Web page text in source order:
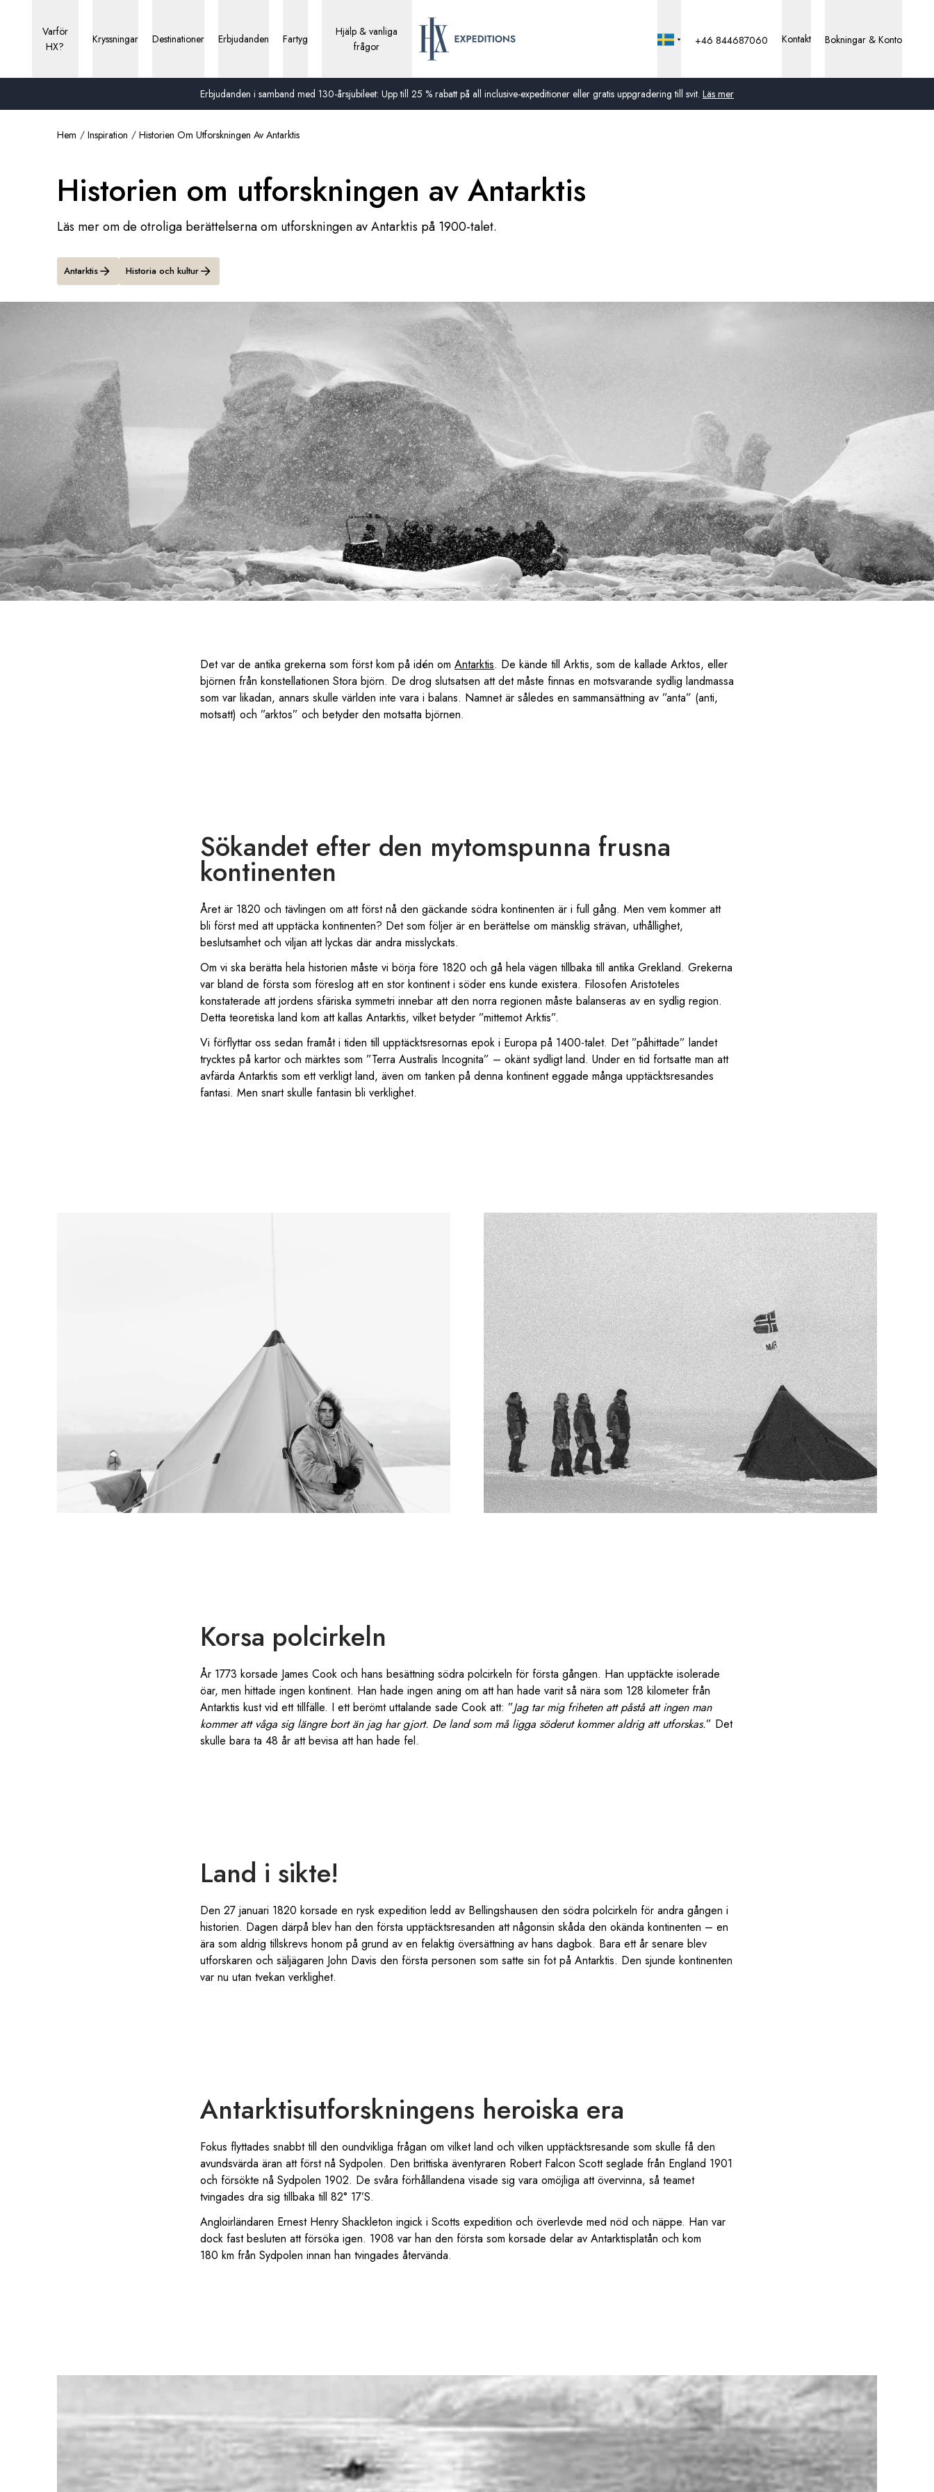
Erbjudanden i samband med 130-årsjubileet: Upp till 25 % rabatt på all inclusive-expeditioner eller gratis uppgradering till svit. Läs mer
Varför
HX?
Kryssningar Destinationer Erbjudanden Fartyg
Hjälp & vanliga
frågor
Norge
+46 844687060 Kontakt Bokningar & Konto
Hem Inspiration Historien Om Utforskningen Av Antarktis
Historien om utforskningen av Antarktis
Läs mer om de otroliga berättelserna om utforskningen av Antarktis på 1900-talet.
Antarktis Historia och kultur
Det var de antika grekerna som först kom på idén om Antarktis. De kände till Arktis, som de kallade Arktos, eller
björnen från konstellationen Stora björn. De drog slutsatsen att det måste finnas en motsvarande sydlig landmassa
som var likadan, annars skulle världen inte vara i balans. Namnet är således en sammansättning av ”anta” (anti,
motsatt) och ”arktos” och betyder den motsatta björnen.
Sökandet efter den mytomspunna frusna
kontinenten
Året är 1820 och tävlingen om att först nå den gäckande södra kontinenten är i full gång. Men vem kommer att
bli först med att upptäcka kontinenten? Det som följer är en berättelse om mänsklig strävan, uthållighet,
beslutsamhet och viljan att lyckas där andra misslyckats.
Om vi ska berätta hela historien måste vi börja före 1820 och gå hela vägen tillbaka till antika Grekland. Grekerna
var bland de första som föreslog att en stor kontinent i söder ens kunde existera. Filosofen Aristoteles
konstaterade att jordens sfäriska symmetri innebar att den norra regionen måste balanseras av en sydlig region.
Detta teoretiska land kom att kallas Antarktis, vilket betyder ”mittemot Arktis”.
Vi förflyttar oss sedan framåt i tiden till upptäcktsresornas epok i Europa på 1400-talet. Det ”påhittade” landet
trycktes på kartor och märktes som ”Terra Australis Incognita” – okänt sydligt land. Under en tid fortsatte man att
avfärda Antarktis som ett verkligt land, även om tanken på denna kontinent eggade många upptäcktsresandes
fantasi. Men snart skulle fantasin bli verklighet.
Korsa polcirkeln
År 1773 korsade James Cook och hans besättning södra polcirkeln för första gången. Han upptäckte isolerade
öar, men hittade ingen kontinent. Han hade ingen aning om att han hade varit så nära som 128 kilometer från
Antarktis kust vid ett tillfälle. I ett berömt uttalande sade Cook att: ”Jag tar mig friheten att påstå att ingen man
kommer att våga sig längre bort än jag har gjort. De land som må ligga söderut kommer aldrig att utforskas.” Det
skulle bara ta 48 år att bevisa att han hade fel.
Land i sikte!
Den 27 januari 1820 korsade en rysk expedition ledd av Bellingshausen den södra polcirkeln för andra gången i
historien. Dagen därpå blev han den första upptäcktsresanden att någonsin skåda den okända kontinenten – en
ära som aldrig tillskrevs honom på grund av en felaktig översättning av hans dagbok. Bara ett år senare blev
utforskaren och säljägaren John Davis den första personen som satte sin fot på Antarktis. Den sjunde kontinenten
var nu utan tvekan verklighet.
Antarktisutforskningens heroiska era
Fokus flyttades snabbt till den oundvikliga frågan om vilket land och vilken upptäcktsresande som skulle få den
avundsvärda äran att först nå Sydpolen. Den brittiska äventyraren Robert Falcon Scott seglade från England 1901
och försökte nå Sydpolen 1902. De svåra förhållandena visade sig vara omöjliga att övervinna, så teamet
tvingades dra sig tillbaka till 82° 17’S.
Angloirländaren Ernest Henry Shackleton ingick i Scotts expedition och överlevde med nöd och näppe. Han var
dock fast besluten att försöka igen. 1908 var han den första som korsade delar av Antarktisplatån och kom
180 km från Sydpolen innan han tvingades återvända.